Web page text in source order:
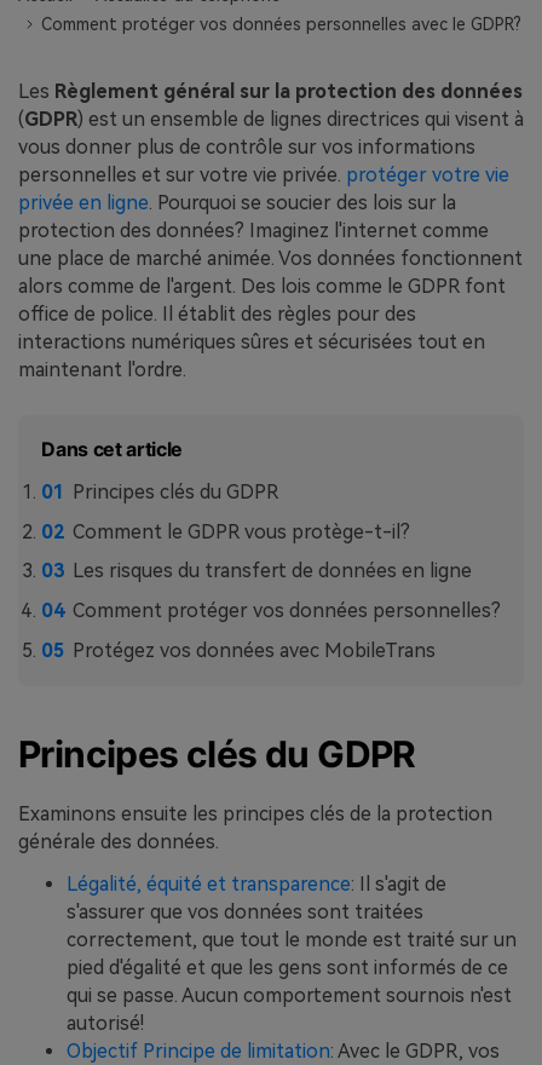
EXPLOREZ PLUS DE SUJETS
Plan Éducation
Comment protéger vos données personnelles avec le GDPR?
Les Règlement général sur la protection des données
(GDPR) est un ensemble de lignes directrices qui visent à
vous donner plus de contrôle sur vos informations
personnelles et sur votre vie privée. protéger votre vie
privée en ligne. Pourquoi se soucier des lois sur la
protection des données? Imaginez l'internet comme
une place de marché animée. Vos données fonctionnent
alors comme de l'argent. Des lois comme le GDPR font
office de police. Il établit des règles pour des
interactions numériques sûres et sécurisées tout en
maintenant l'ordre.
Dans cet article
Principes clés du GDPR
Comment le GDPR vous protège-t-il?
Les risques du transfert de données en ligne
Comment protéger vos données personnelles?
Protégez vos données avec MobileTrans
Principes clés du GDPR
Examinons ensuite les principes clés de la protection
générale des données.
Légalité, équité et transparence: Il s'agit de
s'assurer que vos données sont traitées
correctement, que tout le monde est traité sur un
pied d'égalité et que les gens sont informés de ce
qui se passe. Aucun comportement sournois n'est
autorisé!
Objectif Principe de limitation: Avec le GDPR, vos